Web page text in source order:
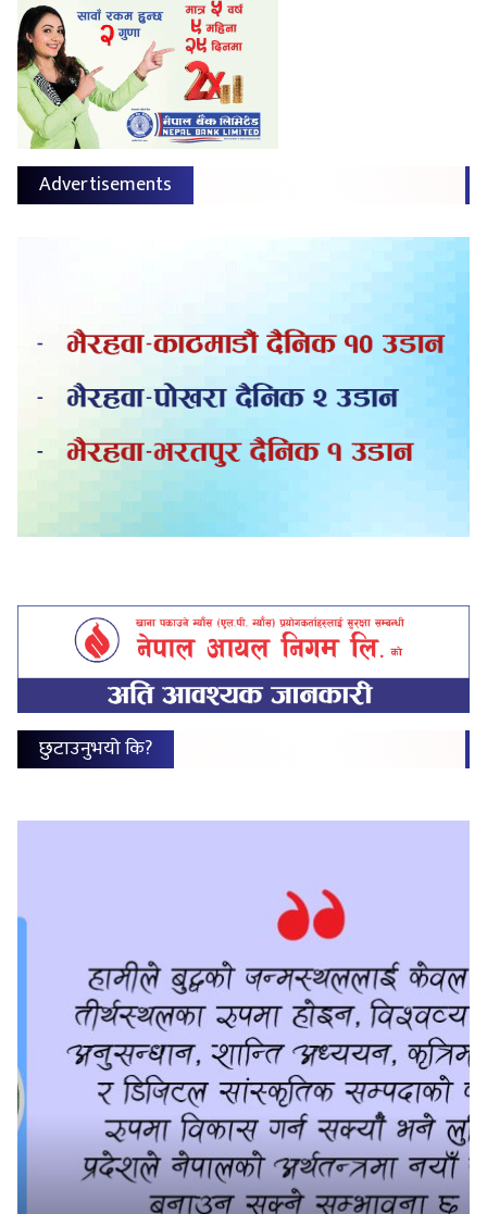
Advertisements
छुटाउनुभयो कि?